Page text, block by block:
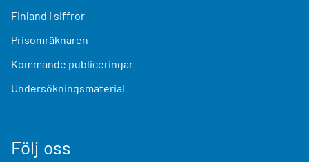
Finland i siffror
Prisomräknaren
Kommande publiceringar
Undersökningsmaterial
Följ oss